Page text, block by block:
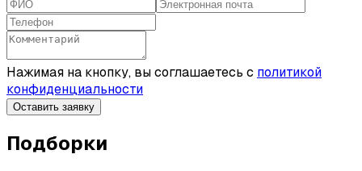
Нажимая на кнопку, вы соглашаетесь с политикой
конфиденциальности
Оставить заявку
Подборки